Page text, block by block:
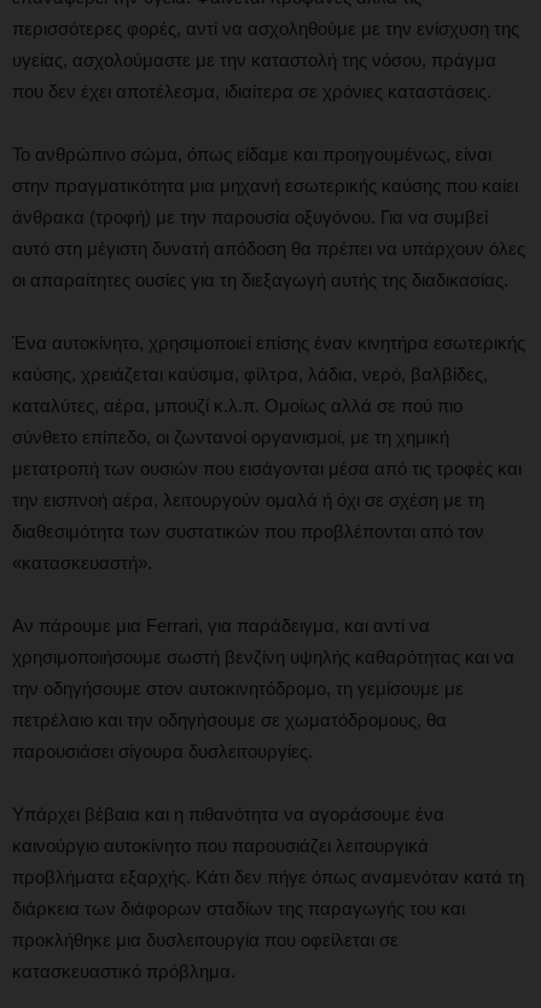
περισσότερες φορές, αντί να ασχοληθούμε με την ενίσχυση της
υγείας, ασχολούμαστε με την καταστολή της νόσου, πράγμα
που δεν έχει αποτέλεσμα, ιδιαίτερα σε χρόνιες καταστάσεις.
Το ανθρώπινο σώμα, όπως είδαμε και προηγουμένως, είναι
στην πραγματικότητα μια μηχανή εσωτερικής καύσης που καίει
άνθρακα (τροφή) με την παρουσία οξυγόνου. Για να συμβεί
αυτό στη μέγιστη δυνατή απόδοση θα πρέπει να υπάρχουν όλες
οι απαραίτητες ουσίες για τη διεξαγωγή αυτής της διαδικασίας.
Ένα αυτοκίνητο, χρησιμοποιεί επίσης έναν κινητήρα εσωτερικής
καύσης, χρειάζεται καύσιμα, φίλτρα, λάδια, νερό, βαλβίδες,
καταλύτες, αέρα, μπουζί κ.λ.π. Ομοίως αλλά σε πού πιο
σύνθετο επίπεδο, οι ζωντανοί οργανισμοί, με τη χημική
μετατροπή των ουσιών που εισάγονται μέσα από τις τροφές και
την εισπνοή αέρα, λειτουργούν ομαλά ή όχι σε σχέση με τη
διαθεσιμότητα των συστατικών που προβλέπονται από τον
«κατασκευαστή».
Αν πάρουμε μια Ferrari, για παράδειγμα, και αντί να
χρησιμοποιήσουμε σωστή βενζίνη υψηλής καθαρότητας και να
την οδηγήσουμε στον αυτοκινητόδρομο, τη γεμίσουμε με
πετρέλαιο και την οδηγήσουμε σε χωματόδρομους, θα
παρουσιάσει σίγουρα δυσλειτουργίες.
Υπάρχει βέβαια και η πιθανότητα να αγοράσουμε ένα
καινούργιο αυτοκίνητο που παρουσιάζει λειτουργικά
προβλήματα εξαρχής. Κάτι δεν πήγε όπως αναμενόταν κατά τη
διάρκεια των διάφορων σταδίων της παραγωγής του και
προκλήθηκε μια δυσλειτουργία που οφείλεται σε
κατασκευαστικό πρόβλημα.